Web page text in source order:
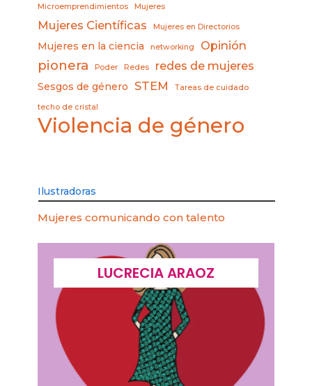
Microemprendimientos Mujeres
Mujeres Científicas Mujeres en Directorios
Mujeres en la ciencia networking Opinión
pionera Poder Redes redes de mujeres
Sesgos de género STEM Tareas de cuidado
techo de cristal
Violencia de género
Ilustradoras
Mujeres comunicando con talento
LUCRECIA ARAOZ